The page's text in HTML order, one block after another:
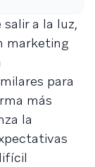
a la luz,
marketing
para
más
la